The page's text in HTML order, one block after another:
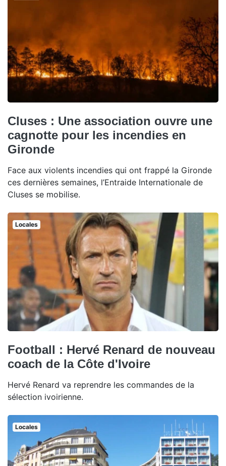
Cluses : Une association ouvre une
cagnotte pour les incendies en
Gironde
Face aux violents incendies qui ont frappé la Gironde
ces dernières semaines, l’Entraide Internationale de
Cluses se mobilise.
Locales
Football : Hervé Renard de nouveau
coach de la Côte d'Ivoire
Hervé Renard va reprendre les commandes de la
sélection ivoirienne.
Locales